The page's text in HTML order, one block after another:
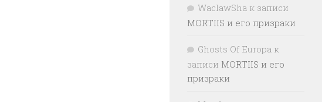
WaclawSha к записи
MORTIIS и его призраки
Ghosts Of Europa к
записи MORTIIS и его
призраки